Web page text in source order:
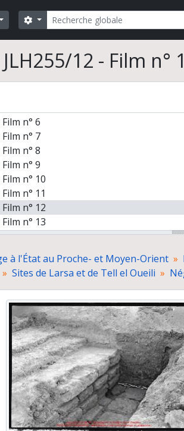
Rechercher
Search options
12 - Film n°
1981
1983
Film n° 1
Film n° 2
Film n° 3
Film n° 6
Film n° 7
Film n° 8
Film n° 9
Film n° 10
Film n° 11
Film n° 12
Film n° 13
Film n° 14
Film n° 15
Film n° 16
Film n° 17
1987
1989
fouilles
publications
cartographique
archéologique française en Irak
scientifique
à l'État au Proche- et Moyen-Orient
Sites de Larsa et de Tell el Oueili